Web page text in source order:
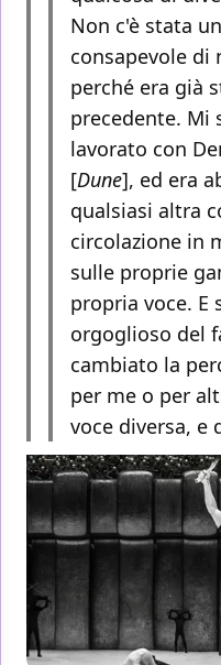
Non c'è stata
consapevole di
perché era già
precedente. Mi
lavorato con
[Dune], ed era
qualsiasi altra
circolazione in
sulle proprie
propria voce. E
orgoglioso del
cambiato la
per me o per
voce diversa, e